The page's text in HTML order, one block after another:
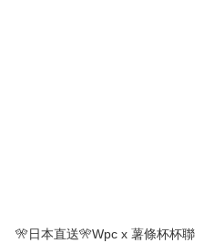
🎌日本直送🎌Wpc x 薯條杯杯聯